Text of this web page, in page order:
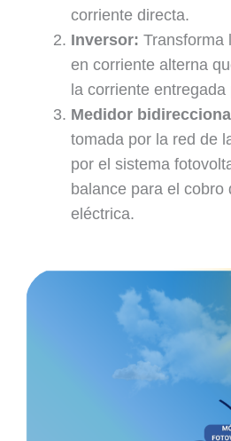
corriente directa.
Inversor: Transforma
en corriente alterna
la corriente entregada
Medidor
tomada por la red de
por el sistema
balance para el cobro
eléctrica.